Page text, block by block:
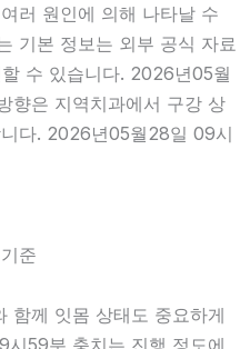
러 원인에 의해 나타날 수
기본 정보는 외부 공식 자료
수 있습니다. 2026년05월
향은 지역치과에서 구강 상
다. 2026년05월28일 09시
준
함께 잇몸 상태도 중요하게